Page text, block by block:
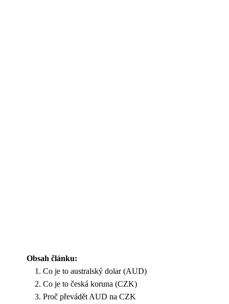
Obsah článku:
Co je to australský dolar (AUD)
Co je to česká koruna (CZK)
Proč převádět AUD na CZK